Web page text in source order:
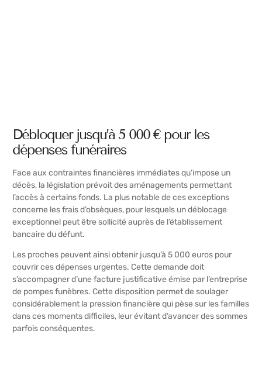
Débloquer jusqu’à 5 000 € pour les
dépenses funéraires
Face aux contraintes financières immédiates qu’impose un
décès, la législation prévoit des aménagements permettant
l’accès à certains fonds. La plus notable de ces exceptions
concerne les frais d’obsèques, pour lesquels un déblocage
exceptionnel peut être sollicité auprès de l’établissement
bancaire du défunt.
Les proches peuvent ainsi obtenir jusqu’à 5 000 euros pour
couvrir ces dépenses urgentes. Cette demande doit
s’accompagner d’une facture justificative émise par l’entreprise
de pompes funèbres. Cette disposition permet de soulager
considérablement la pression financière qui pèse sur les familles
dans ces moments difficiles, leur évitant d’avancer des sommes
parfois conséquentes.